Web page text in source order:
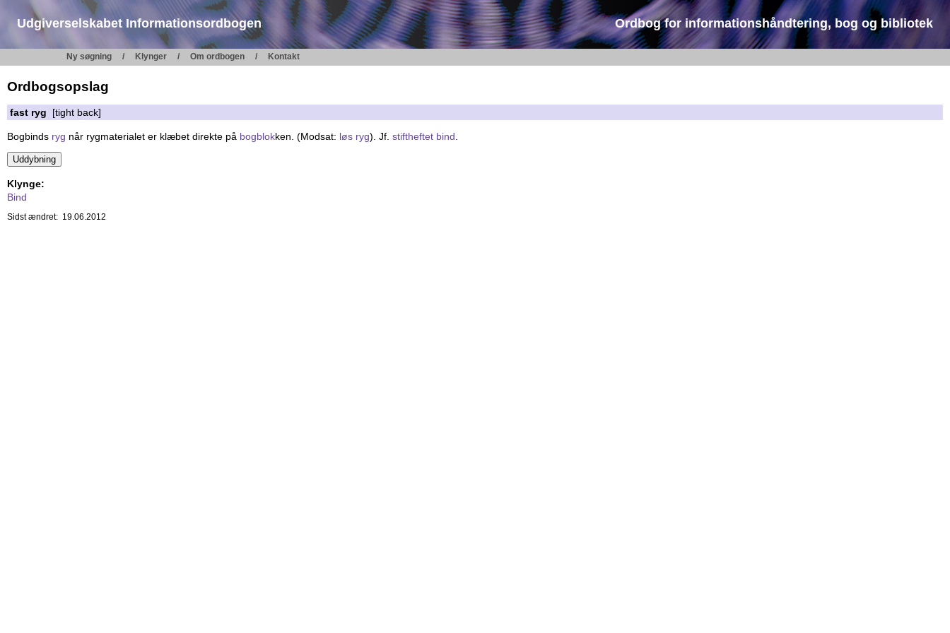
Udgiverselskabet Informationsordbogen Ordbog for informationshåndtering, bog og bibliotek
Ny søgning Klynger Om ordbogen Kontakt
Ordbogsopslag
fast ryg [tight back]
Bogbinds ryg når rygmaterialet er klæbet direkte på bogblokken. (Modsat: løs ryg). Jf. stiftheftet bind
Klynge:
Bind
Sidst ændret: 19.06.2012